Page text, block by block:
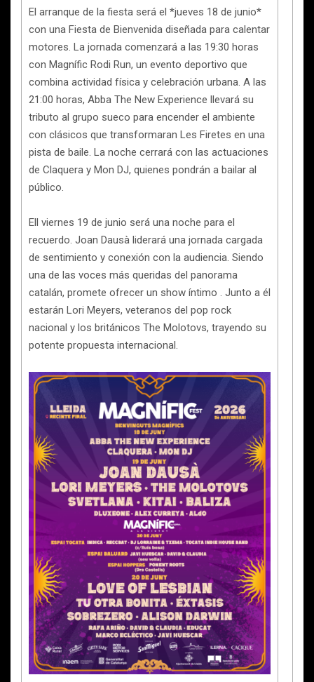
El arranque de la fiesta será el *jueves 18 de junio*
con una Fiesta de Bienvenida diseñada para calentar
motores. La jornada comenzará a las 19:30 horas
con Magnífic Rodi Run, un evento deportivo que
combina actividad física y celebración urbana. A las
21:00 horas, Abba The New Experience llevará su
tributo al grupo sueco para encender el ambiente
con clásicos que transformaran Les Firetes en una
pista de baile. La noche cerrará con las actuaciones
de Claquera y Mon DJ, quienes pondrán a bailar al
público.
Ell viernes 19 de junio será una noche para el
recuerdo. Joan Dausà liderará una jornada cargada
de sentimiento y conexión con la audiencia. Siendo
una de las voces más queridas del panorama
catalán, promete ofrecer un show íntimo . Junto a él
estarán Lori Meyers, veteranos del pop rock
nacional y los británicos The Molotovs, trayendo su
potente propuesta internacional.